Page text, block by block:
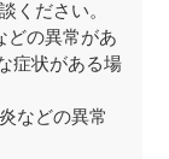
ください。
どの異常があ
症状がある場
などの異常